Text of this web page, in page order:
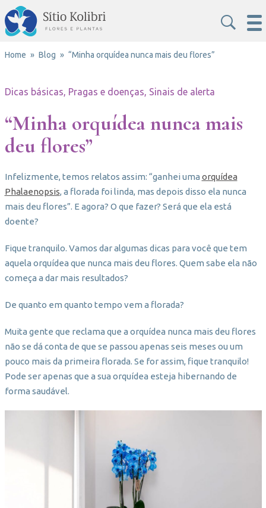
Home Blog “Minha orquídea nunca mais deu flores”
Dicas básicas, Pragas e doenças, Sinais de alerta
“Minha orquídea nunca mais
deu flores”
Infelizmente, temos relatos assim: “ganhei uma orquídea
Phalaenopsis, a florada foi linda, mas depois disso ela nunca
mais deu flores”. E agora? O que fazer? Será que ela está
doente?
Fique tranquilo. Vamos dar algumas dicas para você que tem
aquela orquídea que nunca mais deu flores. Quem sabe ela não
começa a dar mais resultados?
De quanto em quanto tempo vem a florada?
Muita gente que reclama que a orquídea nunca mais deu flores
não se dá conta de que se passou apenas seis meses ou um
pouco mais da primeira florada. Se for assim, fique tranquilo!
Pode ser apenas que a sua orquídea esteja hibernando de
forma saudável.